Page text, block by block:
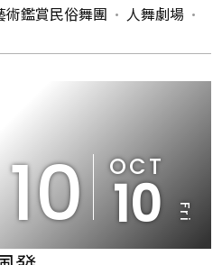
術鑑賞民俗舞團 人舞劇場
10 OCT
10 Fri